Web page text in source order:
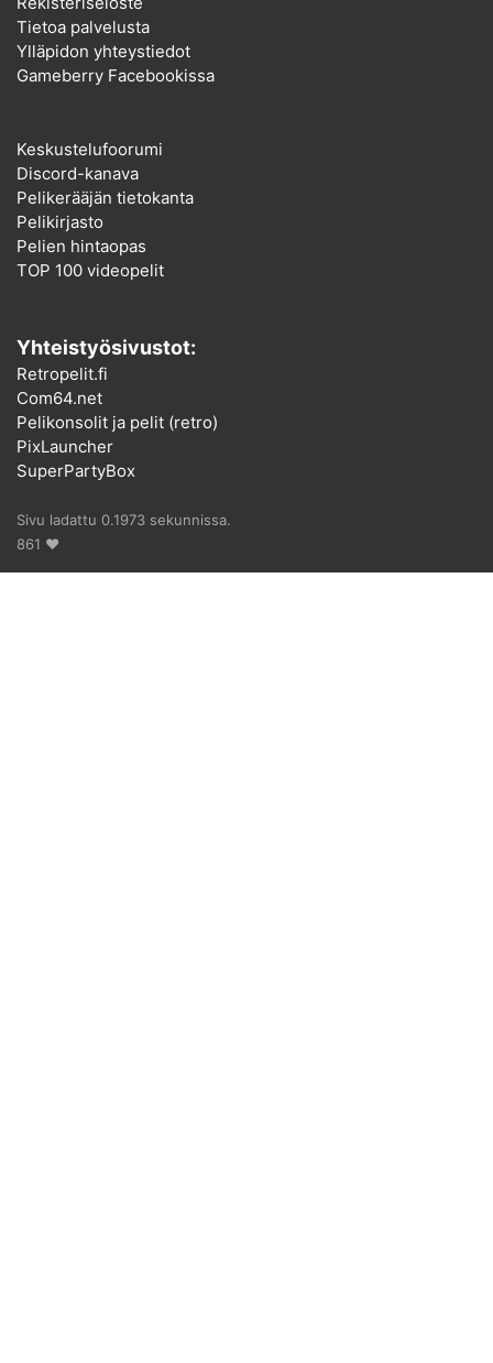
Tietoa palvelusta
Ylläpidon yhteystiedot
Gameberry Facebookissa
Keskustelufoorumi
Discord-kanava
Pelikerääjän tietokanta
Pelikirjasto
Pelien hintaopas
TOP 100 videopelit
Yhteistyösivustot:
Retropelit.fi
Com64.net
Pelikonsolit ja pelit (retro)
PixLauncher
SuperPartyBox
Sivu ladattu 0.1973 sekunnissa.
861 ♥